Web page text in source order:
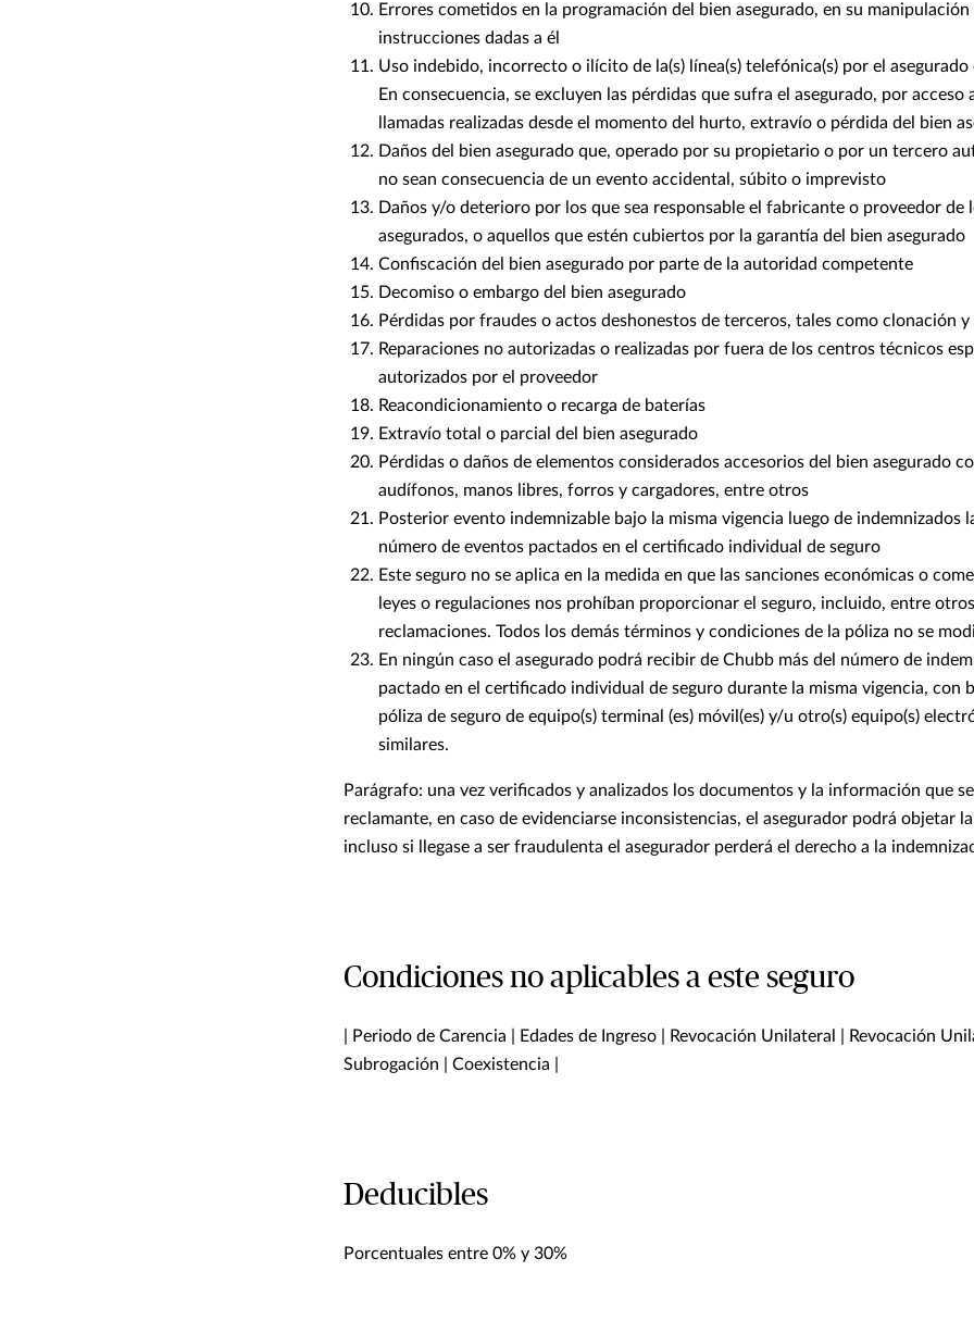
Errores cometidos en la programación del bien asegurado, en su manipulación
instrucciones dadas a él
Uso indebido, incorrecto o ilícito de la(s) línea(s) telefónica(s) por el
En consecuencia, se excluyen las pérdidas que sufra el asegurado, por
llamadas realizadas desde el momento del hurto, extravío o pérdida del bien
Daños del bien asegurado que, operado por su propietario o por un tercero
no sean consecuencia de un evento accidental, súbito o imprevisto
Daños y/o deterioro por los que sea responsable el fabricante o proveedor de
asegurados, o aquellos que estén cubiertos por la garantía del bien asegurado
Confiscación del bien asegurado por parte de la autoridad competente
Decomiso o embargo del bien asegurado
Pérdidas por fraudes o actos deshonestos de terceros, tales como clonación y
Reparaciones no autorizadas o realizadas por fuera de los centros técnicos
autorizados por el proveedor
Reacondicionamiento o recarga de baterías
Extravío total o parcial del bien asegurado
Pérdidas o daños de elementos considerados accesorios del bien asegurado
audífonos, manos libres, forros y cargadores, entre otros
Posterior evento indemnizable bajo la misma vigencia luego de indemnizados
número de eventos pactados en el certificado individual de seguro
Este seguro no se aplica en la medida en que las sanciones económicas o
leyes o regulaciones nos prohíban proporcionar el seguro, incluido, entre
reclamaciones. Todos los demás términos y condiciones de la póliza no se
En ningún caso el asegurado podrá recibir de Chubb más del número de
pactado en el certificado individual de seguro durante la misma vigencia, con
póliza de seguro de equipo(s) terminal (es) móvil(es) y/u otro(s) equipo(s)
similares.
Parágrafo: una vez verificados y analizados los documentos y la información que
reclamante, en caso de evidenciarse inconsistencias, el asegurador podrá objetar
incluso si llegase a ser fraudulenta el asegurador perderá el derecho a la
Condiciones no aplicables a este seguro
| Periodo de Carencia | Edades de Ingreso | Revocación Unilateral | Revocación
Subrogación | Coexistencia |
Deducibles
Porcentuales entre 0% y 30%